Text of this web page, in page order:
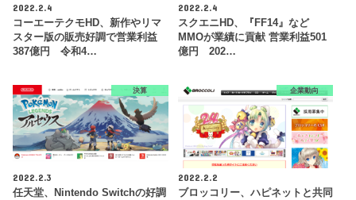
2022.2.4
コーエーテクモHD、新作やリマ
スター版の販売好調で営業利益
387億円 令和4…
2022.2.4
スクエニHD、『FF14』など
MMOが業績に貢献 営業利益501
億円 202…
決算
2022.2.3
任天堂、Nintendo Switchの好調
企業動向
2022.2.2
ブロッコリー、ハピネットと共同